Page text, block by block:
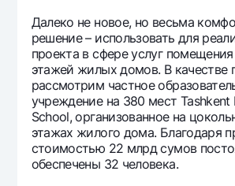
Далеко не новое, но весьма
решение – использовать для
проекта в сфере услуг
этажей жилых домов. В качестве
рассмотрим частное
учреждение на 380 мест
School, организованное на
этажах жилого дома. Благодаря
стоимостью 22 млрд сумов
обеспечены 32 человека.